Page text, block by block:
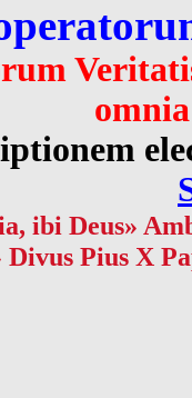
ibi Deus»
Divus Pius X